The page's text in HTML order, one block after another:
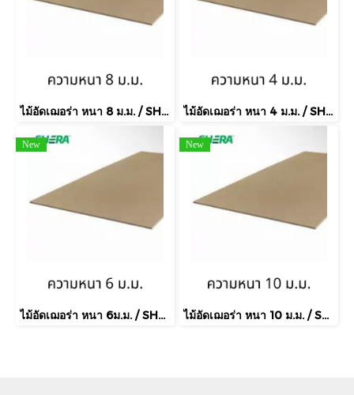
ไม้อัดเฌอร่า หนา 8 ม.ม. / SHERAply เฌอร่าพลาย ไม้อัดเฌอร่า หนา 4 ม.ม. / SHERAply เฌอร่าพลาย
New
ไม้อัดเฌอร่า หนา 6ม.ม. / SHERAply เฌอร่าพลาย
New
ไม้อัดเฌอร่า หนา 10 ม.ม. / SHERAply เฌอร่าพลาย